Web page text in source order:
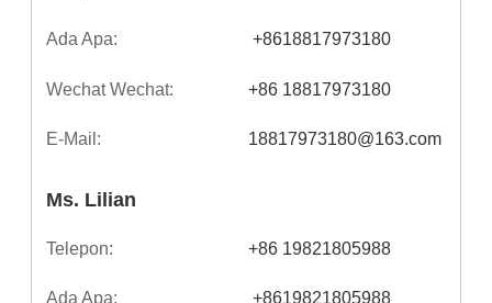
Ada Apa: +8618817973180
Wechat Wechat: +86 18817973180
E-Mail: 18817973180@163.com
Ms. Lilian
Telepon: +86 19821805988
Ada Apa: +8619821805988